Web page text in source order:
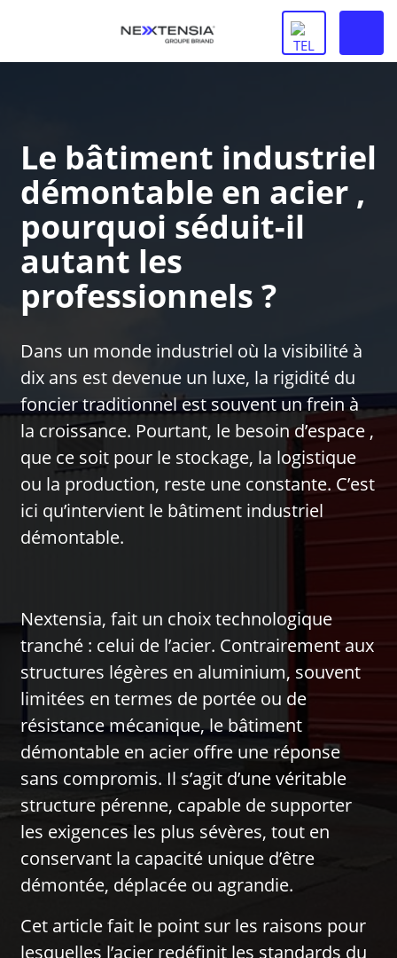
Le bâtiment industriel
démontable en acier ,
pourquoi séduit-il
autant les
professionnels ?
Dans un monde industriel où la visibilité à
dix ans est devenue un luxe, la rigidité du
foncier traditionnel est souvent un frein à
la croissance. Pourtant, le besoin d’espace ,
que ce soit pour le stockage, la logistique
ou la production, reste une constante. C’est
ici qu’intervient le bâtiment industriel
démontable.
Nextensia, fait un choix technologique
tranché : celui de l’acier. Contrairement aux
structures légères en aluminium, souvent
limitées en termes de portée ou de
résistance mécanique, le bâtiment
démontable en acier offre une réponse
sans compromis. Il s’agit d’une véritable
structure pérenne, capable de supporter
les exigences les plus sévères, tout en
conservant la capacité unique d’être
démontée, déplacée ou agrandie.
Cet article fait le point sur les raisons pour
lesquelles l’acier redéfinit les standards du